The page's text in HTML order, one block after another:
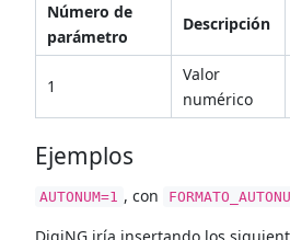
Número de
parámetro
Descripción
1
Valor
numérico
Ejemplos
AUTONUM=1 , con
DigiNG iría insertando los